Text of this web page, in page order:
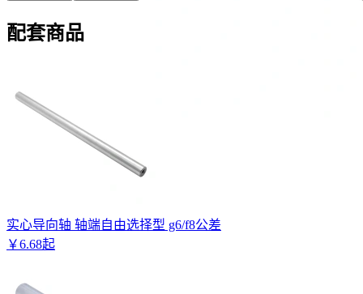
配套商品
实心导向轴 轴端自由选择型 g6/f8公差
￥6.68起